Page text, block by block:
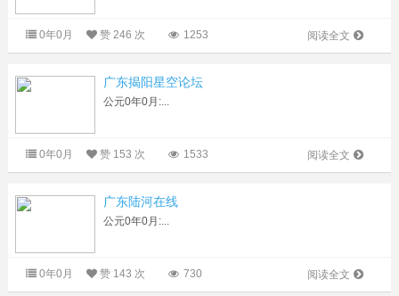
阅读全文
0年0月 赞246 次 1253
广东揭阳星空论坛
公元0年0月:...
阅读全文
0年0月 赞 153 次 1533
广东陆河在线
公元0年0月:...
阅读全文
0年0月 赞 143 次 730